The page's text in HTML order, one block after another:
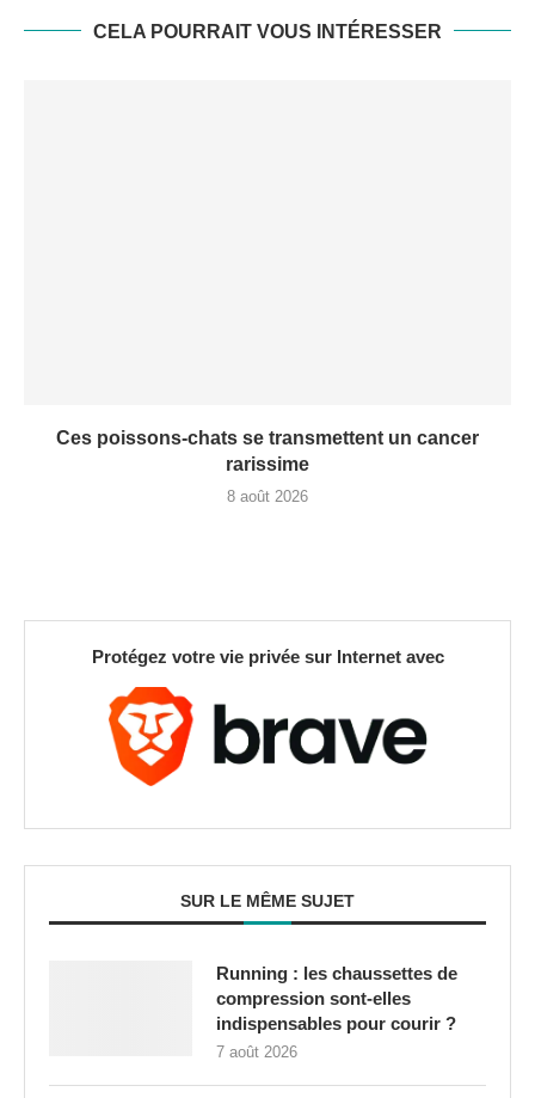
CELA POURRAIT VOUS INTÉRESSER
Ces poissons-chats se transmettent un cancer
rarissime
8 août 2026
Protégez votre vie privée sur Internet avec
SUR LE MÊME SUJET
Running : les chaussettes de
compression sont-elles
indispensables pour courir ?
7 août 2026